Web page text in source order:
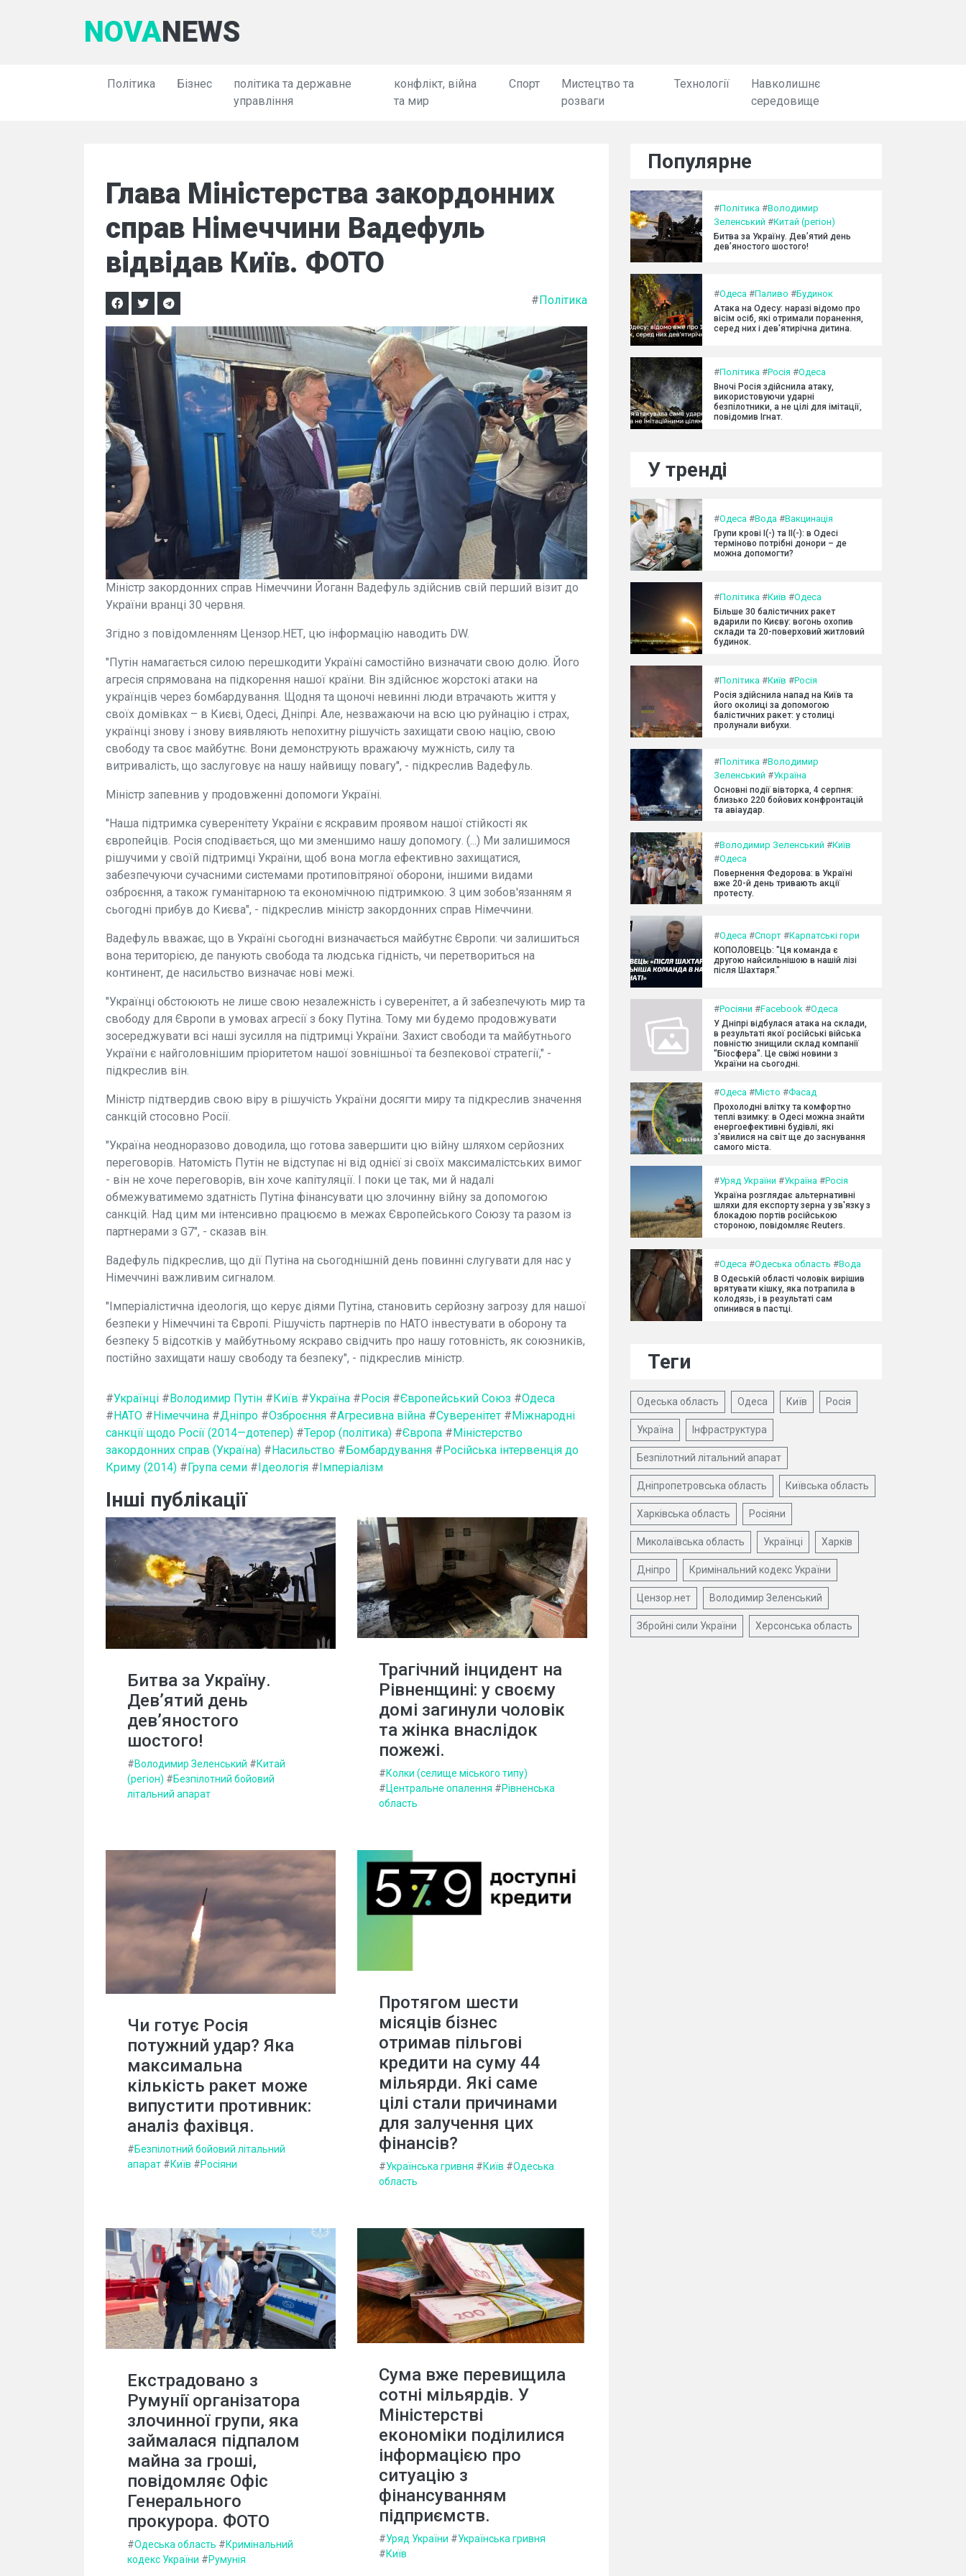
NOVANEWS
Політика Бізнес
політика та державне
управління
конфлікт, війна
та мир
Спорт
Мистецтво та
розваги
Технології
Навколишнє
середовище
Глава Міністерства закордонних
справ Німеччини Вадефуль
відвідав Київ. ФОТО
#Політика
Міністр закордонних справ Німеччини Йоганн Вадефуль здійснив свій перший візит до
України вранці 30 червня.
Згідно з повідомленням Цензор.НЕТ, цю інформацію наводить DW.
"Путін намагається силою перешкодити Україні самостійно визначати свою долю. Його
агресія спрямована на підкорення нашої країни. Він здійснює жорстокі атаки на
українців через бомбардування. Щодня та щоночі невинні люди втрачають життя у
своїх домівках – в Києві, Одесі, Дніпрі. Але, незважаючи на всю цю руйнацію і страх,
українці знову і знову виявляють непохитну рішучість захищати свою націю, свою
свободу та своє майбутнє. Вони демонструють вражаючу мужність, силу та
витривалість, що заслуговує на нашу найвищу повагу", - підкреслив Вадефуль.
Міністр запевнив у продовженні допомоги Україні.
"Наша підтримка суверенітету України є яскравим проявом нашої стійкості як
європейців. Росія сподівається, що ми зменшимо нашу допомогу. (...) Ми залишимося
рішучими у своїй підтримці України, щоб вона могла ефективно захищатися,
забезпечуючи сучасними системами протиповітряної оборони, іншими видами
озброєння, а також гуманітарною та економічною підтримкою. З цим зобов'язанням я
сьогодні прибув до Києва", - підкреслив міністр закордонних справ Німеччини.
Вадефуль вважає, що в Україні сьогодні визначається майбутнє Європи: чи залишиться
вона територією, де панують свобода та людська гідність, чи перетвориться на
континент, де насильство визначає нові межі.
"Українці обстоюють не лише свою незалежність і суверенітет, а й забезпечують мир та
свободу для Європи в умовах агресії з боку Путіна. Тому ми будемо продовжувати
зосереджувати всі наші зусилля на підтримці України. Захист свободи та майбутнього
України є найголовнішим пріоритетом нашої зовнішньої та безпекової стратегії," -
підкреслив він.
Міністр підтвердив свою віру в рішучість України досягти миру та підкреслив значення
санкцій стосовно Росії.
"Україна неодноразово доводила, що готова завершити цю війну шляхом серйозних
переговорів. Натомість Путін не відступає ні від однієї зі своїх максималістських вимог
- він не хоче переговорів, він хоче капітуляції. І поки це так, ми й надалі
обмежуватимемо здатність Путіна фінансувати цю злочинну війну за допомогою
санкцій. Над цим ми інтенсивно працюємо в межах Європейського Союзу та разом із
партнерами з G7", - сказав він.
Вадефуль підкреслив, що дії Путіна на сьогоднішній день повинні слугувати для нас у
Німеччині важливим сигналом.
"Імперіалістична ідеологія, що керує діями Путіна, становить серйозну загрозу для нашої
безпеки у Німеччині та Європі. Рішучість партнерів по НАТО інвестувати в оборону та
безпеку 5 відсотків у майбутньому яскраво свідчить про нашу готовність, як союзників,
постійно захищати нашу свободу та безпеку", - підкреслив міністр.
#Українці #Володимир Путін #Київ #Україна #Росія #Європейський Союз #Одеса
#НАТО #Німеччина #Дніпро #Озброєння #Агресивна війна #Суверенітет #Міжнародні
санкції щодо Росії (2014—дотепер) #Терор (політика) #Європа #Міністерство
закордонних справ (Україна) #Насильство #Бомбардування #Російська інтервенція до
Криму (2014) #Група семи #Ідеологія #Імперіалізм
Інші публікації
Битва за Україну.
Дев’ятий день
дев’яностого
шостого!
#Володимир Зеленський #Китай
(регіон) #Безпілотний бойовий
літальний апарат
Трагічний інцидент на
Рівненщині: у своєму
домі загинули чоловік
та жінка внаслідок
пожежі.
#Колки (селище міського типу)
#Центральне опалення #Рівненська
область
Чи готує Росія
потужний удар? Яка
максимальна
кількість ракет може
випустити противник:
аналіз фахівця.
#Безпілотний бойовий літальний
апарат #Київ #Росіяни
Протягом шести
місяців бізнес
отримав пільгові
кредити на суму 44
мільярди. Які саме
цілі стали причинами
для залучення цих
фінансів?
#Українська гривня #Київ #Одеська
область
Екстрадовано з
Румунії організатора
злочинної групи, яка
займалася підпалом
майна за гроші,
повідомляє Офіс
Генерального
прокурора. ФОТО
#Одеська область #Кримінальний
кодекс України #Румунія
Сума вже перевищила
сотні мільярдів. У
Міністерстві
економіки поділилися
інформацією про
ситуацію з
фінансуванням
підприємств.
#Уряд України #Українська гривня
#Київ
Популярне
#Політика #Володимир
Зеленський #Китай (регіон)
Битва за Україну. Дев’ятий день
дев’яностого шостого!
#Одеса #Паливо #Будинок
Атака на Одесу: наразі відомо про
вісім осіб, які отримали поранення,
серед них і дев'ятирічна дитина.
#Політика #Росія #Одеса
Вночі Росія здійснила атаку,
використовуючи ударні
безпілотники, а не цілі для імітації,
повідомив Ігнат.
У тренді
#Одеса #Вода #Вакцинація
Групи крові I(-) та II(-): в Одесі
терміново потрібні донори – де
можна допомогти?
#Політика #Київ #Одеса
Більше 30 балістичних ракет
вдарили по Києву: вогонь охопив
склади та 20-поверховий житловий
будинок.
#Політика #Київ #Росія
Росія здійснила напад на Київ та
його околиці за допомогою
балістичних ракет: у столиці
пролунали вибухи.
#Політика #Володимир
Зеленський #Україна
Основні події вівторка, 4 серпня:
близько 220 бойових конфронтацій
та авіаудар.
#Володимир Зеленський #Київ
#Одеса
Повернення Федорова: в Україні
вже 20-й день тривають акції
протесту.
#Одеса #Спорт #Карпатські гори
КОПОЛОВЕЦЬ: "Ця команда є
другою найсильнішою в нашій лізі
після Шахтаря."
#Росіяни #Facebook #Одеса
У Дніпрі відбулася атака на склади,
в результаті якої російські війська
повністю знищили склад компанії
"Біосфера". Це свіжі новини з
України на сьогодні.
#Одеса #Місто #Фасад
Прохолодні влітку та комфортно
теплі взимку: в Одесі можна знайти
енергоефективні будівлі, які
з'явилися на світ ще до заснування
самого міста.
#Уряд України #Україна #Росія
Україна розглядає альтернативні
шляхи для експорту зерна у зв'язку з
блокадою портів російською
стороною, повідомляє Reuters.
#Одеса #Одеська область #Вода
В Одеській області чоловік вирішив
врятувати кішку, яка потрапила в
колодязь, і в результаті сам
опинився в пастці.
Теги
Одеська область Одеса Київ Росія
Україна Інфраструктура
Безпілотний літальний апарат
Дніпропетровська область Київська область
Харківська область Росіяни
Миколаївська область Українці Харків
Дніпро Кримінальний кодекс України
Цензор.нет Володимир Зеленський
Збройні сили України Херсонська область